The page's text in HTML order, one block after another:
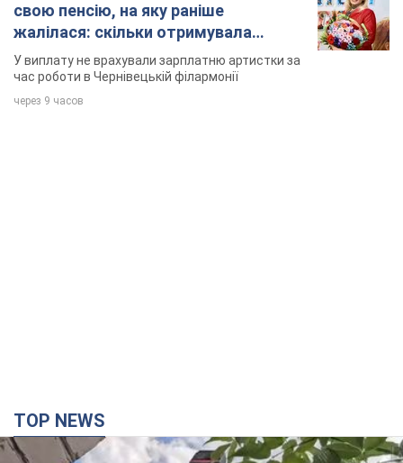
свою пенсію, на яку раніше
жалілася: скільки отримувала
співачка
У виплату не врахували зарплатню артистки за
час роботи в Чернівецькій філармонії
через 9 часов
TOP NEWS